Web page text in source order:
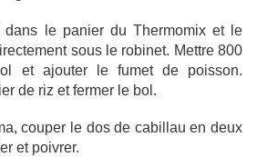
dans le panier du Thermomix et le
sous le robinet. Mettre 800
et ajouter le fumet de poisson.
de riz et fermer le bol.
couper le dos de cabillau en deux
et poivrer.